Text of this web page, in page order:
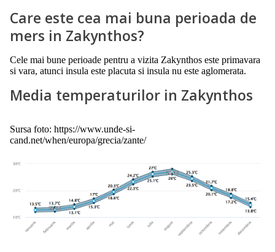
Care este cea mai buna perioada de
mers in Zakynthos?
Cele mai bune perioade pentru a vizita Zakynthos este primavara
si vara, atunci insula este placuta si insula nu este aglomerata.
Media temperaturilor in Zakynthos
Sursa foto: https://www.unde-si-
cand.net/when/europa/grecia/zante/